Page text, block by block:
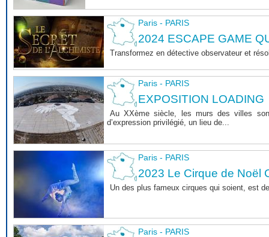
Paris - PARIS
2024 ESCAPE GAME
Transformez en détective observateur et
Paris - PARIS
EXPOSITION LOADING
Au XXème siècle, les murs des villes
d’expression privilégié, un lieu de...
Paris - PARIS
2023 Le Cirque de Noël
Un des plus fameux cirques qui soient, est
Paris - PARIS